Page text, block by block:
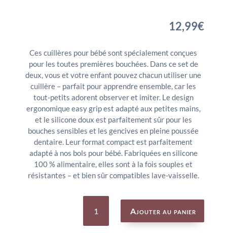
12,99€
Ces cuillères pour bébé sont spécialement conçues
pour les toutes premières bouchées. Dans ce set de
deux, vous et votre enfant pouvez chacun utiliser une
cuillère – parfait pour apprendre ensemble, car les
tout-petits adorent observer et imiter. Le design
ergonomique easy grip est adapté aux petites mains,
et le silicone doux est parfaitement sûr pour les
bouches sensibles et les gencives en pleine poussée
dentaire. Leur format compact est parfaitement
adapté à nos bols pour bébé. Fabriquées en silicone
100 % alimentaire, elles sont à la fois souples et
résistantes – et bien sûr compatibles lave-vaisselle.
quantité
Premières
pour
Ajouter au panier